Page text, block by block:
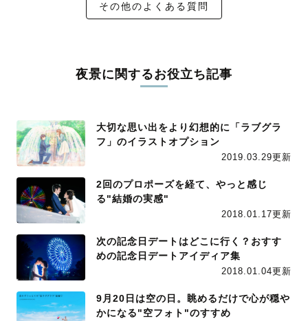
その他のよくある質問
夜景に関するお役立ち記事
大切な思い出をより幻想的に「ラブグラ
フ」のイラストオプション
2019.03.29更新
2回のプロポーズを経て、やっと感じ
る"結婚の実感"
2018.01.17更新
次の記念日デートはどこに行く？おすす
めの記念日デートアイディア集
2018.01.04更新
9月20日は空の日。眺めるだけで心が穏や
かになる"空フォト"のすすめ